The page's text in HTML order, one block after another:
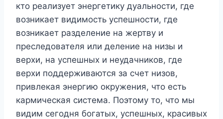
кто реализует энергетику дуальности, где
возникает видимость успешности, где
возникает разделение на жертву и
преследователя или деление на низы и
верхи, на успешных и неудачников, где
верхи поддерживаются за счет низов,
привлекая энергию окружения, что есть
кармическая система. Поэтому то, что мы
видим сегодня богатых, успешных, красивых